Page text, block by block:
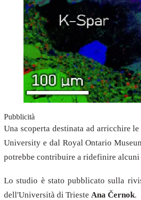
Pubblicità
Una scoperta destinata ad arricchire
University e dal Royal Ontario
potrebbe contribuire a ridefinire
Lo studio è stato pubblicato sulla
dell'Università di Trieste Ana Černok.